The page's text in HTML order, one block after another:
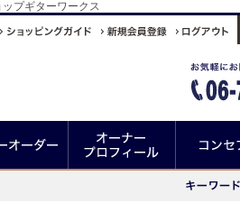
プギターワークス